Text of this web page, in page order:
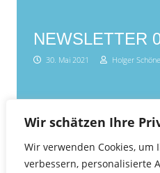
Wir schätzen Ihre
Wir verwenden Cookies, um
verbessern, personalisierte
NEWSLETTER
30. Mai 2021 Holger